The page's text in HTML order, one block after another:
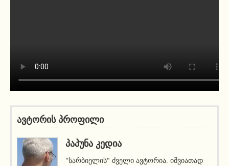
ავტორის პროფილი
ᲞᲐᲞᲣᲜᲐ ᲙᲔᲓᲘᲐ
"სარბიელის" ძველი ავტორია. იშვიათად